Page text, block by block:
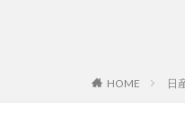
HOME 日